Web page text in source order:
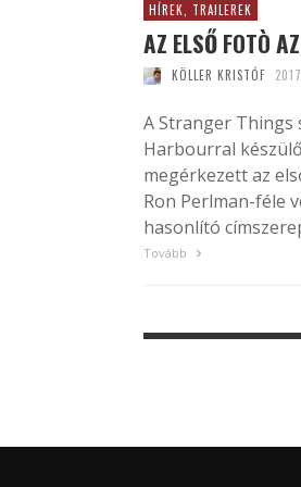
HÍREK, TRAILEREK
AZ ELSŐ FOTÒ
KÖLLER KRISTÓF
A Stranger Things
Harbourral
megérkezett az
Ron Perlman-féle
hasonlító
Tovább